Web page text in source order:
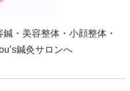
・美容整体・小顔整体・
鍼灸サロンへ